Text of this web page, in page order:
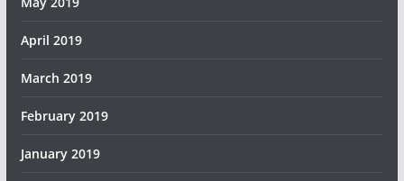
April 2019
March 2019
February 2019
January 2019